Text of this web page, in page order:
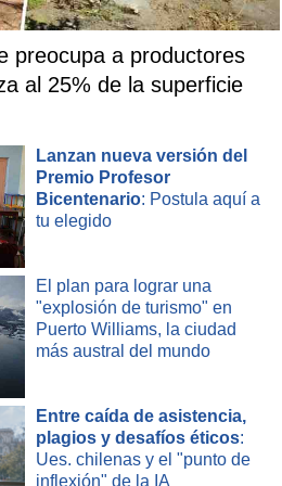
presupuesto asociado aOrden
en $164 mil millones,
mil millones serán para ejecutar
Contra el Crimen Organizado, y
en $25 mil millones el
de los años anteriores.
que se destinarán
de la salud mental"
para disminuir las listas de
preocupa a productores
al 25% de la superficie
Lanzan nueva versión del
Premio Profesor
Bicentenario: Postula aquí a
tu elegido
El plan para lograr una
"explosión de turismo" en
Puerto Williams, la ciudad
más austral del mundo
Entre caída de asistencia,
plagios y desafíos éticos:
Ues. chilenas y el "punto de
inflexión" de la IA